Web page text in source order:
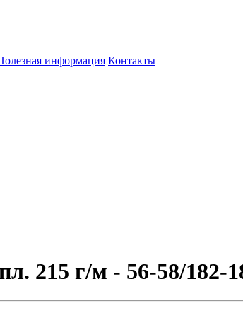
информация Контакты
215 г/м - 56-58/182-